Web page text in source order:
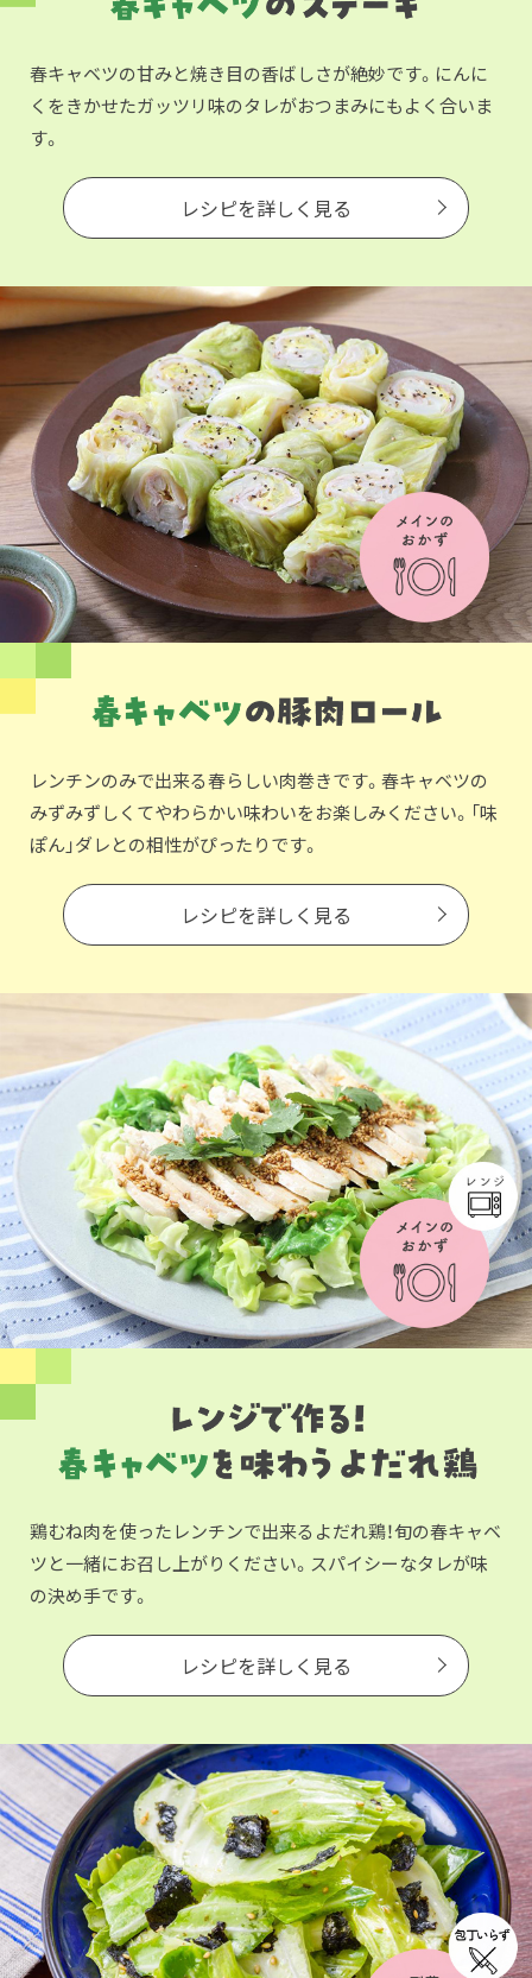
春キャベツの甘みと焼き目の香ばしさが絶妙です。にんに
くをきかせたガッツリ味のタレがおつまみにもよく合いま
す。
レシピを詳しく見る
レンチンのみで出来る春らしい肉巻きです。春キャベツの
みずみずしくてやわらかい味わいをお楽しみください。「味
ぽん」ダレとの相性がぴったりです。
レシピを詳しく見る
鶏むね肉を使ったレンチンで出来るよだれ鶏！旬の春キャベ
ツと一緒にお召し上がりください。スパイシーなタレが味
の決め手です。
レシピを詳しく見る